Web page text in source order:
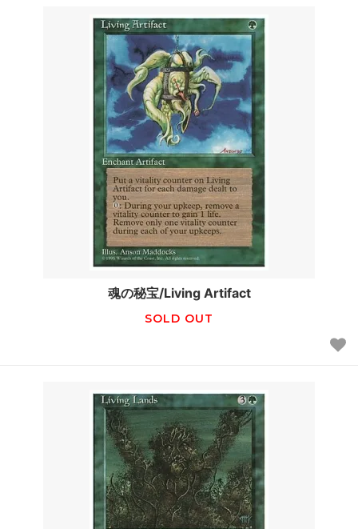
魂の秘宝/Living Artifact
SOLD OUT